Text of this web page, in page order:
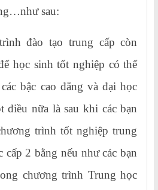
sau:
đào tạo trung cấp còn
học sinh tốt nghiệp có thể
bậc cao đẳng và đại học
điều nữa là sau khi các bạn
trình tốt nghiệp trung
cấp 2 bằng nếu như các bạn
chương trình Trung học